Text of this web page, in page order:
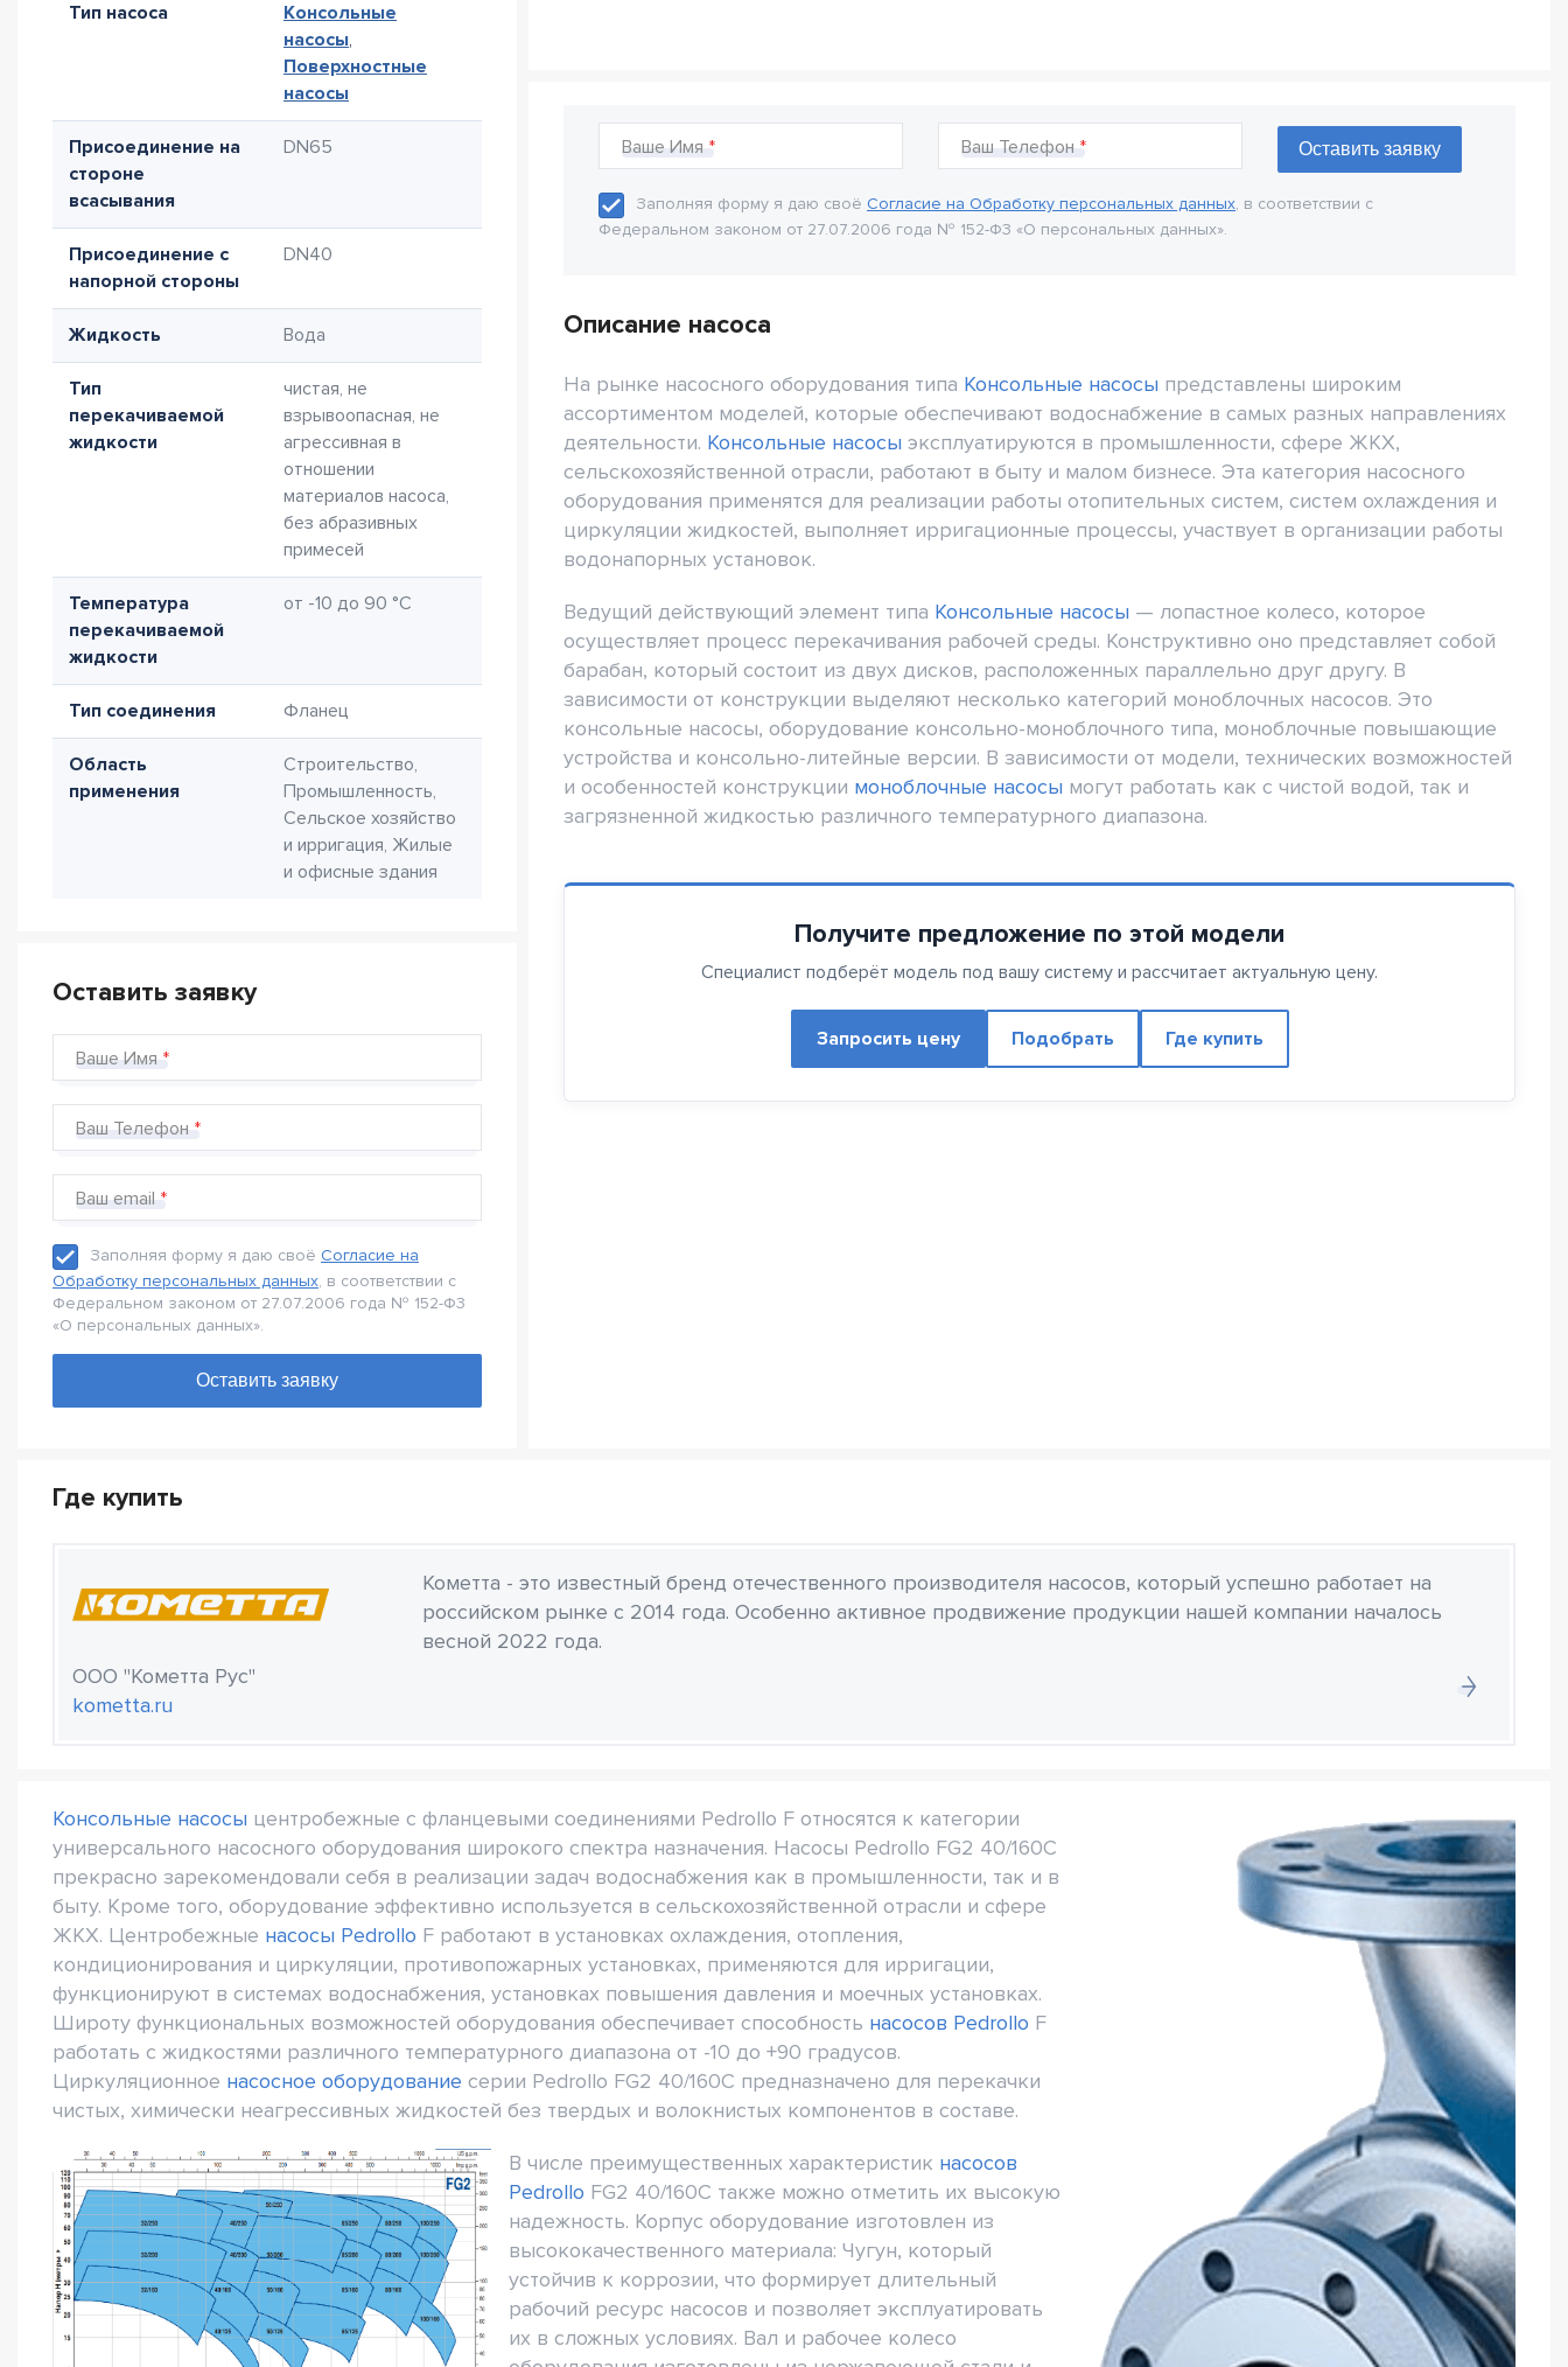
Тип насоса
Консольные
насосы,
Поверхностные
насосы
Присоединение на
стороне
всасывания
DN65
Присоединение с
напорной стороны
DN40
Жидкость Вода
Тип
перекачиваемой
жидкости
чистая, не
взрывоопасная, не
агрессивная в
отношении
материалов насоса,
без абразивных
примесей
Температура
перекачиваемой
жидкости
от -10 до 90 °C
Тип соединения Фланец
Область
применения
Строительство,
Промышленность,
Сельское хозяйство
и ирригация, Жилые
и офисные здания
Оставить заявку
Ваше Имя
Ваш Телефон
Ваш email
Заполняя форму я даю своё Согласие на
Обработку персональных данных, в соответствии с
Федеральном законом от 27.07.2006 года № 152-Ф3
«О персональных данных».
Ваше Имя Ваш Телефон
Заполняя форму я даю своё Согласие на Обработку персональных данных, в соответствии с
Федеральном законом от 27.07.2006 года № 152-Ф3 «О персональных данных».
Описание насоса
На рынке насосного оборудования типа Консольные насосы представлены широким
ассортиментом моделей, которые обеспечивают водоснабжение в самых разных направлениях
деятельности. Консольные насосы эксплуатируются в промышленности, сфере ЖКХ,
сельскохозяйственной отрасли, работают в быту и малом бизнесе. Эта категория насосного
оборудования применятся для реализации работы отопительных систем, систем охлаждения и
циркуляции жидкостей, выполняет ирригационные процессы, участвует в организации работы
водонапорных установок.
Ведущий действующий элемент типа Консольные насосы — лопастное колесо, которое
осуществляет процесс перекачивания рабочей среды. Конструктивно оно представляет собой
барабан, который состоит из двух дисков, расположенных параллельно друг другу. В
зависимости от конструкции выделяют несколько категорий моноблочных насосов. Это
консольные насосы, оборудование консольно-моноблочного типа, моноблочные повышающие
устройства и консольно-литейные версии. В зависимости от модели, технических возможностей
и особенностей конструкции моноблочные насосы могут работать как с чистой водой, так и
загрязненной жидкостью различного температурного диапазона.
Получите предложение по этой модели
Специалист подберёт модель под вашу систему и рассчитает актуальную цену.
Запросить цену Подобрать Где купить
Где купить
ООО "Кометта Рус"
kometta.ru
Кометта - это известный бренд отечественного производителя насосов, который успешно работает на
российском рынке с 2014 года. Особенно активное продвижение продукции нашей компании началось
весной 2022 года.
Консольные насосы центробежные с фланцевыми соединениями Pedrollo F относятся к категории
универсального насосного оборудования широкого спектра назначения. Насосы Pedrollo FG2 40/160C
прекрасно зарекомендовали себя в реализации задач водоснабжения как в промышленности, так и в
быту. Кроме того, оборудование эффективно используется в сельскохозяйственной отрасли и сфере
ЖКХ. Центробежные насосы Pedrollo F работают в установках охлаждения, отопления,
кондиционирования и циркуляции, противопожарных установках, применяются для ирригации,
функционируют в системах водоснабжения, установках повышения давления и моечных установках.
Широту функциональных возможностей оборудования обеспечивает способность насосов Pedrollo F
работать с жидкостями различного температурного диапазона от -10 до +90 градусов.
Циркуляционное насосное оборудование серии Pedrollo FG2 40/160C предназначено для перекачки
чистых, химически неагрессивных жидкостей без твердых и волокнистых компонентов в составе.
В числе преимущественных характеристик насосов
Pedrollo FG2 40/160C также можно отметить их высокую
надежность. Корпус оборудование изготовлен из
высококачественного материала: Чугун, который
устойчив к коррозии, что формирует длительный
рабочий ресурс насосов и позволяет эксплуатировать
их в сложных условиях. Вал и рабочее колесо